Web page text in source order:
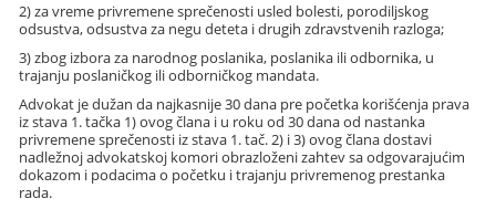
2) za vreme privremene sprečenosti usled bolesti, porodiljskog
odsustva, odsustva za negu deteta i drugih zdravstvenih razloga;
3) zbog izbora za narodnog poslanika, poslanika ili odbornika, u
trajanju poslaničkog ili odborničkog mandata.
Advokat je dužan da najkasnije 30 dana pre početka korišćenja prava
iz stava 1. tačka 1) ovog člana i u roku od 30 dana od nastanka
privremene sprečenosti iz stava 1. tač. 2) i 3) ovog člana dostavi
nadležnoj advokatskoj komori obrazloženi zahtev sa odgovarajućim
dokazom i podacima o početku i trajanju privremenog prestanka
rada.